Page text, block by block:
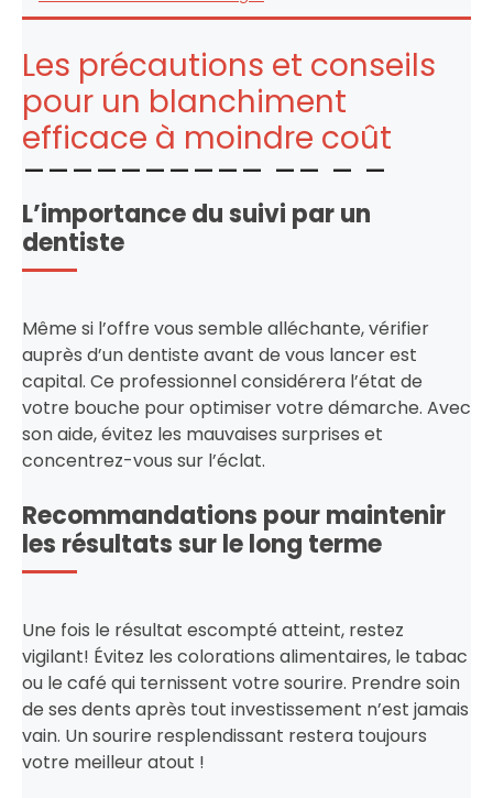
Les précautions et conseils
pour un blanchiment
efficace à moindre coût
L’importance du suivi par un
dentiste
Même si l’offre vous semble alléchante, vérifier
auprès d’un dentiste avant de vous lancer est
capital. Ce professionnel considérera l’état de
votre bouche pour optimiser votre démarche. Avec
son aide, évitez les mauvaises surprises et
concentrez-vous sur l’éclat.
Recommandations pour maintenir
les résultats sur le long terme
Une fois le résultat escompté atteint, restez
vigilant! Évitez les colorations alimentaires, le tabac
ou le café qui ternissent votre sourire. Prendre soin
de ses dents après tout investissement n’est jamais
vain. Un sourire resplendissant restera toujours
votre meilleur atout !